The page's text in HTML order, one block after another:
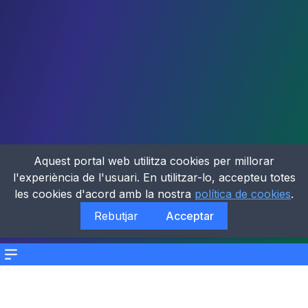
Menu
Aquest portal web utilitza cookies per millorar
l'experiència de l'usuari. En utilitzar-lo, accepteu totes
les cookies d'acord amb la nostra política de cookies.
Rebutjar
Acceptar